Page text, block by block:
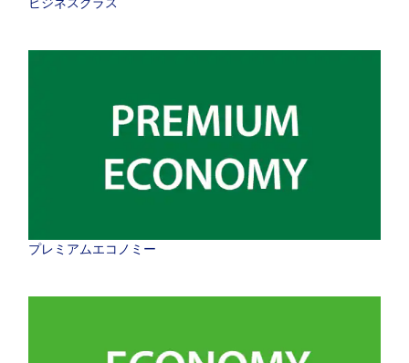
プレミアムエコノミー